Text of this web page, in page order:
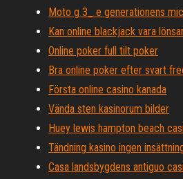
Moto g 3_ e generationens
Kan online blackjack vara
Online poker full tilt poker
Bra online poker efter svart
Första online casino kanada
Vända sten kasinorum bilder
Huey lewis hampton beach
Tändning kasino ingen
Casa landsbygdens antiguo